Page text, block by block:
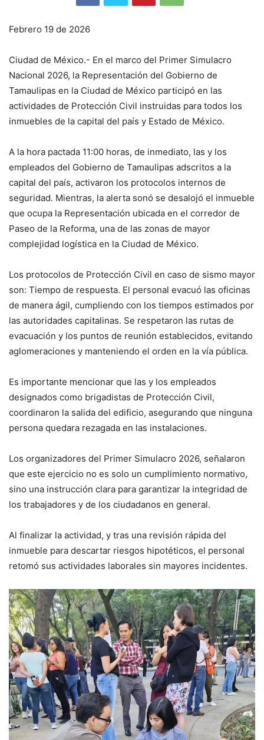
Febrero 19 de 2026
Ciudad de México.- En el marco del Primer Simulacro
Nacional 2026, la Representación del Gobierno de
Tamaulipas en la Ciudad de México participó en las
actividades de Protección Civil instruidas para todos los
inmuebles de la capital del país y Estado de México.
A la hora pactada 11:00 horas, de inmediato, las y los
empleados del Gobierno de Tamaulipas adscritos a la
capital del país, activaron los protocolos internos de
seguridad. Mientras, la alerta sonó se desalojó el inmueble
que ocupa la Representación ubicada en el corredor de
Paseo de la Reforma, una de las zonas de mayor
complejidad logística en la Ciudad de México.
Los protocolos de Protección Civil en caso de sismo mayor
son: Tiempo de respuesta. El personal evacuó las oficinas
de manera ágil, cumpliendo con los tiempos estimados por
las autoridades capitalinas. Se respetaron las rutas de
evacuación y los puntos de reunión establecidos, evitando
aglomeraciones y manteniendo el orden en la vía pública.
Es importante mencionar que las y los empleados
designados como brigadistas de Protección Civil,
coordinaron la salida del edificio, asegurando que ninguna
persona quedara rezagada en las instalaciones.
Los organizadores del Primer Simulacro 2026, señalaron
que este ejercicio no es solo un cumplimiento normativo,
sino una instrucción clara para garantizar la integridad de
los trabajadores y de los ciudadanos en general.
Al finalizar la actividad, y tras una revisión rápida del
inmueble para descartar riesgos hipotéticos, el personal
retomó sus actividades laborales sin mayores incidentes.